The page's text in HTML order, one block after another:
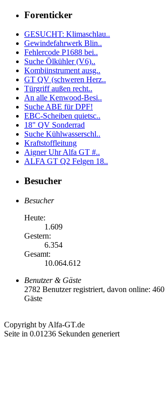
Forenticker
GESUCHT: Klimaschlau..
Gewindefahrwerk Blin..
Fehlercode P1688 bei..
Suche Ölkühler (V6)..
Kombiinstrument ausg..
GT QV (schweren Herz..
Türgriff außen recht..
An alle Kenwood-Besi..
Suche ABE für DPF!
EBC-Scheiben quietsc..
18" QV Sonderrad
Suche Kühlwasserschl..
Kraftstoffleitung
Aigner Uhr Alfa GT #..
ALFA GT Q2 Felgen 18..
Besucher
Besucher
Heute:
1.609
Gestern:
6.354
Gesamt:
10.064.612
Benutzer & Gäste
2782 Benutzer registriert, davon online: 460
Gäste
Copyright by Alfa-GT.de
Seite in 0.01236 Sekunden generiert